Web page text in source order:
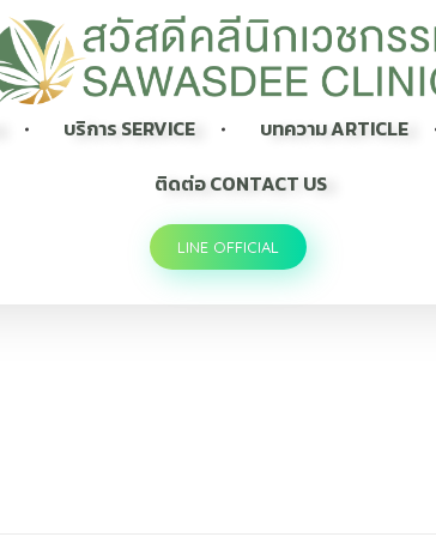
บริการ SERVICE บทความ ARTICLE
ติดต่อ CONTACT US
LINE OFFICIAL